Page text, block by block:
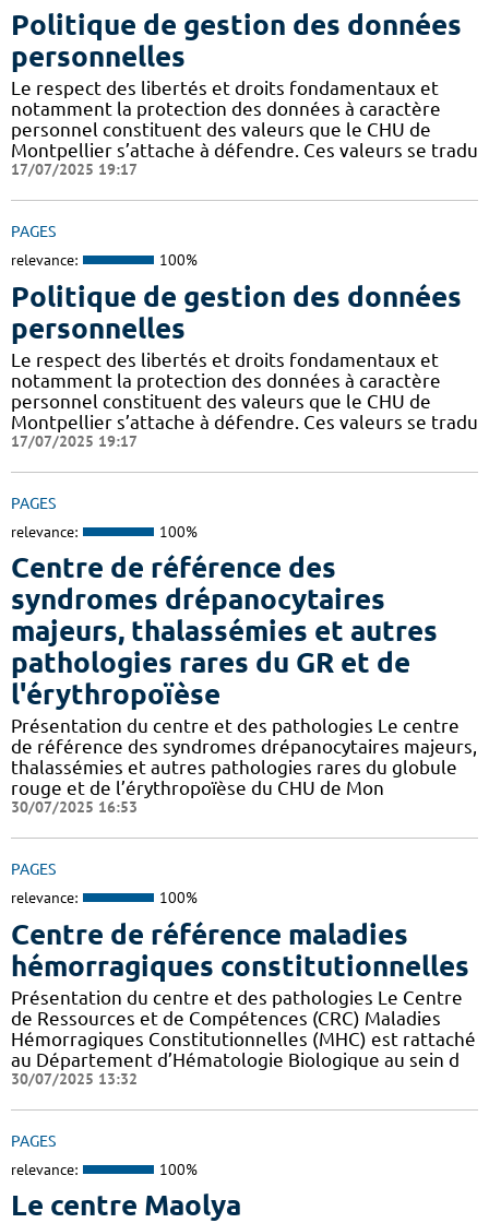
Politique de gestion des données
personnelles
Le respect des libertés et droits fondamentaux et
notamment la protection des données à caractère
personnel constituent des valeurs que le CHU de
Montpellier s’attache à défendre. Ces valeurs se tradu
17/07/2025 19:17
PAGES
relevance: 100%
Politique de gestion des données
personnelles
Le respect des libertés et droits fondamentaux et
notamment la protection des données à caractère
personnel constituent des valeurs que le CHU de
Montpellier s’attache à défendre. Ces valeurs se tradu
17/07/2025 19:17
PAGES
relevance: 100%
Centre de référence des
syndromes drépanocytaires
majeurs, thalassémies et autres
pathologies rares du GR et de
l'érythropoïèse
Présentation du centre et des pathologies Le centre
de référence des syndromes drépanocytaires majeurs,
thalassémies et autres pathologies rares du globule
rouge et de l’érythropoïèse du CHU de Mon
30/07/2025 16:53
PAGES
relevance: 100%
Centre de référence maladies
hémorragiques constitutionnelles
Présentation du centre et des pathologies Le Centre
de Ressources et de Compétences (CRC) Maladies
Hémorragiques Constitutionnelles (MHC) est rattaché
au Département d’Hématologie Biologique au sein d
30/07/2025 13:32
PAGES
relevance: 100%
Le centre Maolya